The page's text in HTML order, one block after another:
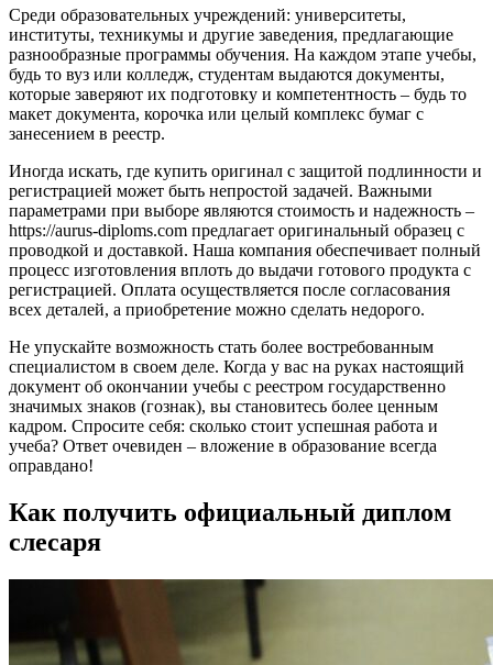
Среди образовательных учреждений: университеты,
институты, техникумы и другие заведения, предлагающие
разнообразные программы обучения. На каждом этапе учебы,
будь то вуз или колледж, студентам выдаются документы,
которые заверяют их подготовку и компетентность – будь то
макет документа, корочка или целый комплекс бумаг с
занесением в реестр.
Иногда искать, где купить оригинал с защитой подлинности и
регистрацией может быть непростой задачей. Важными
параметрами при выборе являются стоимость и надежность –
https://aurus-diploms.com предлагает оригинальный образец с
проводкой и доставкой. Наша компания обеспечивает полный
процесс изготовления вплоть до выдачи готового продукта с
регистрацией. Оплата осуществляется после согласования
всех деталей, а приобретение можно сделать недорого.
Не упускайте возможность стать более востребованным
специалистом в своем деле. Когда у вас на руках настоящий
документ об окончании учебы с реестром государственно
значимых знаков (гознак), вы становитесь более ценным
кадром. Спросите себя: сколько стоит успешная работа и
учеба? Ответ очевиден – вложение в образование всегда
оправдано!
Как получить официальный диплом
слесаря